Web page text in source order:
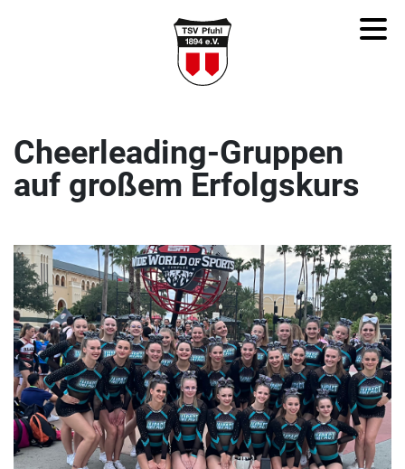
Cheerleading-Gruppen
auf großem Erfolgskurs